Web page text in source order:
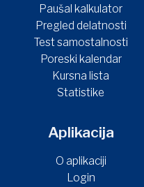
Paušal kalkulator
Pregled delatnosti
Test samostalnosti
Poreski kalendar
Kursna lista
Statistike
Aplikacija
O aplikaciji
Login